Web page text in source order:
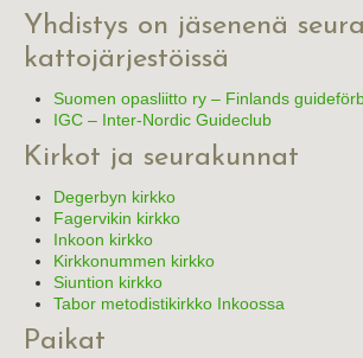
Yhdistys on jäsenenä
kattojärjestöissä
Suomen opasliitto ry – Finlands
IGC – Inter-Nordic Guideclub
Kirkot ja seurakunnat
Degerbyn kirkko
Fagervikin kirkko
Inkoon kirkko
Kirkkonummen kirkko
Siuntion kirkko
Tabor metodistikirkko Inkoossa
Paikat